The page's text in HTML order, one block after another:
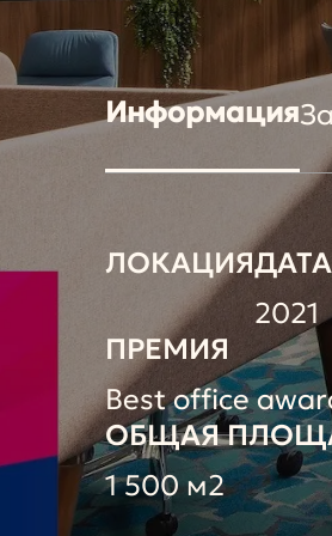
Информация
ЛОКАЦИЯ
2021
ПРЕМИЯ
Best office
ОБЩАЯ
1 500 м2